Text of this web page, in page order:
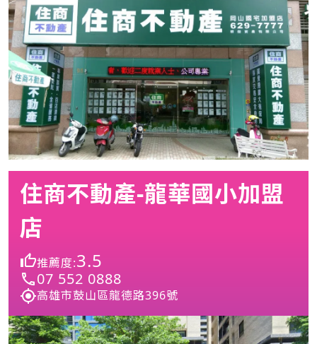
住商不動產-龍華國小加盟
店
推薦度:3.5
07 552 0888
高雄市鼓山區龍德路396號